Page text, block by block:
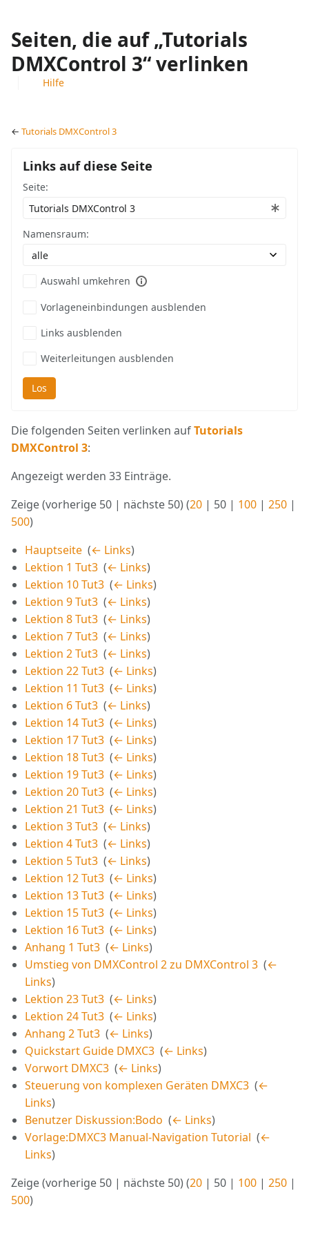
Seiten, die auf „Tutorials
DMXControl 3“ verlinken
Hilfe
← Tutorials DMXControl 3
Links auf diese Seite
Seite:
Namensraum:
Auswahl umkehren
Vorlageneinbindungen ausblenden
Links ausblenden
Weiterleitungen ausblenden
Los
Die folgenden Seiten verlinken aufTutorials
DMXControl 3:
Angezeigt werden 33 Einträge.
Zeige (vorherige 50 | nächste 50) (20 | 50 | 100 | 250 |
500)
Hauptseite (← Links)
Lektion 1 Tut3 (← Links)
Lektion 10 Tut3 (← Links)
Lektion 9 Tut3 (← Links)
Lektion 8 Tut3 (← Links)
Lektion 7 Tut3 (← Links)
Lektion 2 Tut3 (← Links)
Lektion 22 Tut3 (← Links)
Lektion 11 Tut3 (← Links)
Lektion 6 Tut3 (← Links)
Lektion 14 Tut3 (← Links)
Lektion 17 Tut3 (← Links)
Lektion 18 Tut3 (← Links)
Lektion 19 Tut3 (← Links)
Lektion 20 Tut3 (← Links)
Lektion 21 Tut3 (← Links)
Lektion 3 Tut3 (← Links)
Lektion 4 Tut3 (← Links)
Lektion 5 Tut3 (← Links)
Lektion 12 Tut3 (← Links)
Lektion 13 Tut3 (← Links)
Lektion 15 Tut3 (← Links)
Lektion 16 Tut3 (← Links)
Anhang 1 Tut3 (← Links)
Umstieg von DMXControl 2 zu DMXControl 3 (←
Links)
Lektion 23 Tut3 (← Links)
Lektion 24 Tut3 (← Links)
Anhang 2 Tut3 (← Links)
Quickstart Guide DMXC3 (← Links)
Vorwort DMXC3 (← Links)
Steuerung von komplexen Geräten DMXC3 (←
Links)
Benutzer Diskussion:Bodo (← Links)
Vorlage:DMXC3 Manual-Navigation Tutorial (←
Links)
Zeige (vorherige 50 | nächste 50) (20 | 50 | 100 | 250 |
500)